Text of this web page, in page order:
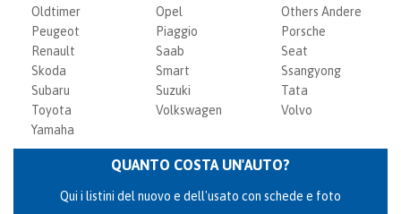
Oldtimer
Opel
Others Andere
Peugeot
Piaggio
Porsche
Renault
Saab
Seat
Skoda
Smart
Ssangyong
Subaru
Suzuki
Tata
Toyota
Volkswagen
Volvo
Yamaha
QUANTO COSTA UN'AUTO?
Qui i listini del nuovo e dell'usato con schede e foto